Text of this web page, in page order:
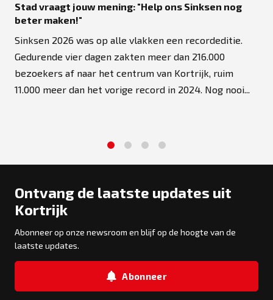
Stad vraagt jouw mening: "Help ons Sinksen nog
beter maken!"
Sinksen 2026 was op alle vlakken een recordeditie.
Gedurende vier dagen zakten meer dan 216.000
bezoekers af naar het centrum van Kortrijk, ruim
11.000 meer dan het vorige record in 2024. Nog nooi...
Ontvang de laatste updates uit
Kortrijk
Abonneer op onze newsroom en blijf op de hoogte van de
laatste updates.
Abonneer